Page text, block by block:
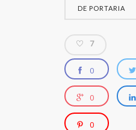
DE PORTARIA
7
0
0
0